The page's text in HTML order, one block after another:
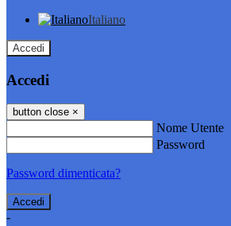
Italiano
Accedi
Accedi
button close ×
Nome Utente
Password
Password dimenticata?
-